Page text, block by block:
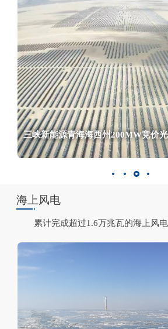
德昌县整县屋顶分布式光伏
承包
蒙西基地库布其200万千瓦光伏治沙项目
青海海西州200MW竞价光伏项目EPC总承包
福建圣农光泽首期分布式光
德昌县整县屋
蒙西基地
三峡新能源青海海西州200MW竞价光伏项目EPC总承包
海上风电
累计完成超过1.6万兆瓦的海上风